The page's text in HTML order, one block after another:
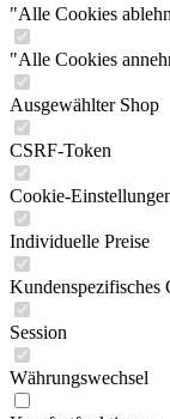
"Alle Cookies
"Alle Cookies
Ausgewählter Shop
CSRF-Token
Cookie-
Individuelle Preise
Kundenspezifisches
Session
Währungswechsel